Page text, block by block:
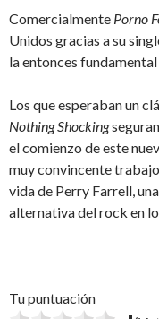
Comercialmente Porno
Unidos gracias a su
la entonces
Los que esperaban un
Nothing Shocking
el comienzo de este
muy convincente
vida de Perry Farrell,
alternativa del rock en
Tu puntuación